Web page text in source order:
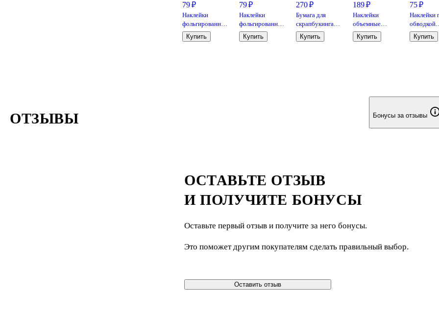
79 ₽
Наклейки
фольгированные
сердечки SLD-
004
Купить
79 ₽
Наклейки
фольгированные
Пирожные SLC-
10
Купить
270 ₽
Бумага для
скрапбукинга
«Шебби-шик»,
12 листов, 30х30
Купить
189 ₽
Наклейки
объемные
110х200
"Хеллоу Китти и
Купить
75 ₽
Наклейки
обводкой
Домики
Животные
Купить
ОТЗЫВЫ Бонусы за отзывы
ОСТАВЬТЕ ОТЗЫВ
И ПОЛУЧИТЕ БОНУСЫ
Оставьте первый отзыв и получите за него бонусы.
Это поможет другим покупателям сделать правильный выбор.
Оставить отзыв